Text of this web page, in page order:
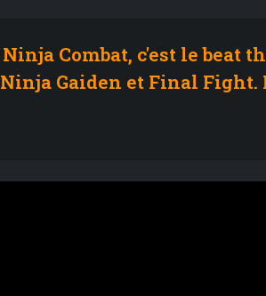
Ninja Combat, c'est le beat
Ninja Gaiden et Final